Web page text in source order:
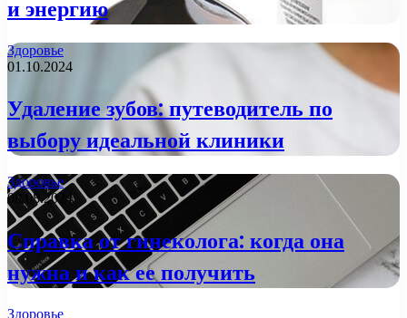
и энергию
Здоровье
01.10.2024
Удаление зубов: путеводитель по
выбору идеальной клиники
Здоровье
08.08.2024
Справка от гинеколога: когда она
нужна и как ее получить
Здоровье